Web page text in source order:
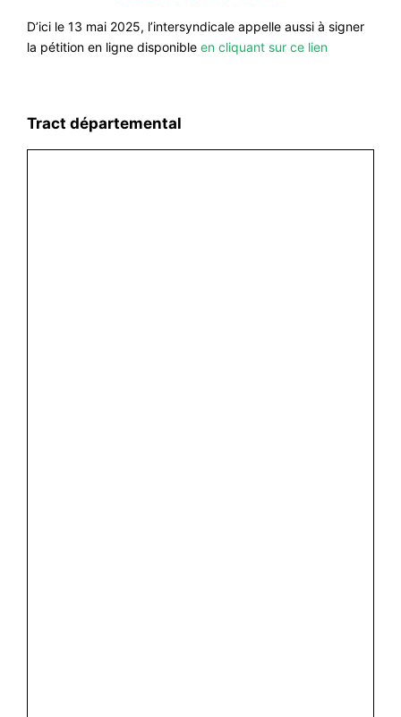
D’ici le 13 mai 2025, l’intersyndicale appelle aussi à signer
la pétition en ligne disponible en cliquant sur ce lien
Tract départemental